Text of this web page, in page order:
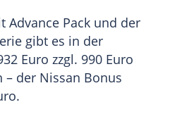
Advance Pack und der
gibt es in der
Euro zzgl. 990 Euro
der Nissan Bonus